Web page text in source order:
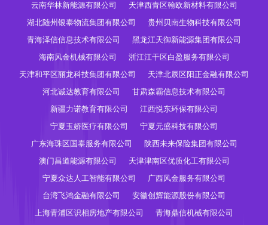
云南华林新能源有限公司
天津西青区翰欧新材料有限公司
湖北随州银泰物流集团有限公司
贵州贝南生物科技有限公司
青海泽信信息技术有限公司
黑龙江天御新能源集团有限公司
海南风金机械有限公司
浙江江干区白盈服务有限公司
天津和平区丽龙科技集团有限公司
天津北辰区阳正金融有限公司
河北诚达教育有限公司
甘肃森霸信息技术有限公司
新疆力诺教育有限公司
江西悦东环保有限公司
宁夏玉娇医疗有限公司
宁夏元盛科技有限公司
广东海珠区国泰服务有限公司
陕西未来保险集团有限公司
澳门昌道能源有限公司
天津津南区优质化工有限公司
宁夏众达人工智能有限公司
广西风金服务有限公司
台湾飞鸿金融有限公司
安徽创辉能源股份有限公司
上海青浦区识相房地产有限公司
青海鼎信机械有限公司